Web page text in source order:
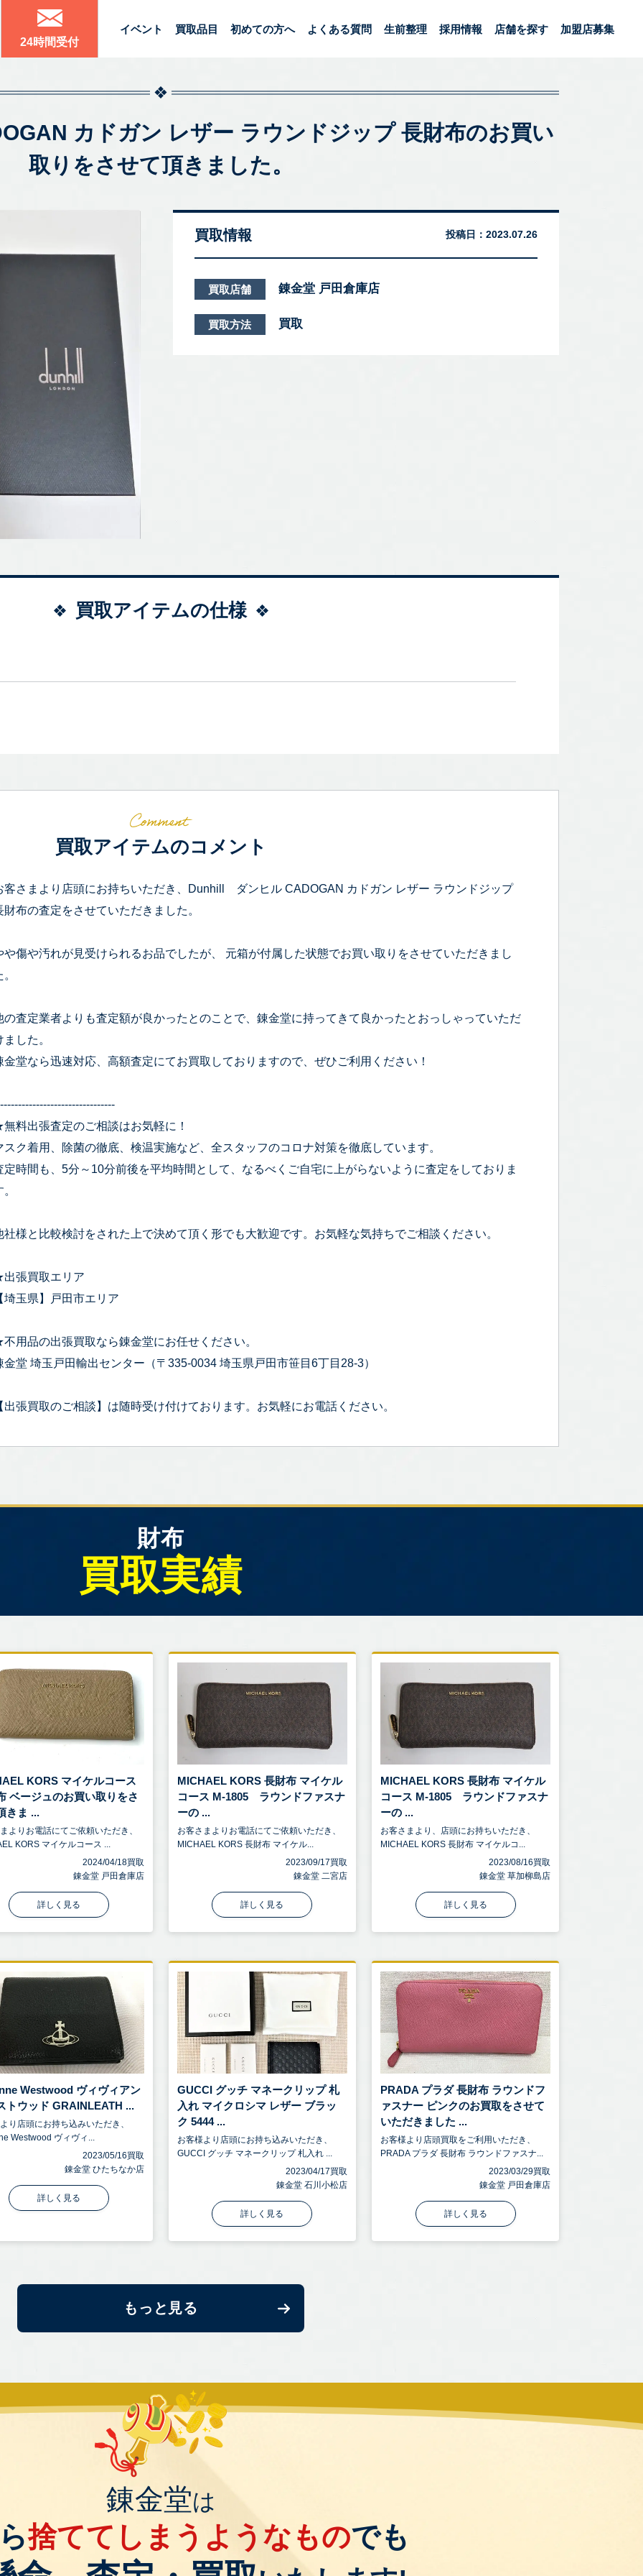
24時間受付
イベント 買取品目 初めての方へ よくある質問 生前整理 採用情報 店舗を探す 加盟店募集
カドガン レザー ラウンドジップ 長財布のお買い
取りをさせて頂きました。
買取情報 投稿日： 2023.07.26
買取店舗 錬金堂 戸田倉庫店
買取方法 買取
買取アイテムの仕様
買取アイテムのコメント
客さまより店頭にお持ちいただき、Dunhill ダンヒル CADOGAN カドガン レザー ラウンドジップ
財布の査定をさせていただきました。
や傷や汚れが見受けられるお品でしたが、 元箱が付属した状態でお買い取りをさせていただきまし
の査定業者よりも査定額が良かったとのことで、錬金堂に持ってきて良かったとおっしゃっていただ
ました。
金堂なら迅速対応、高額査定にてお買取しておりますので、ぜひご利用ください！
料出張査定のご相談はお気軽に！
スク着用、除菌の徹底、検温実施など、全スタッフのコロナ対策を徹底しています。
定時間も、5分～10分前後を平均時間として、なるべくご自宅に上がらないように査定をしておりま
社様と比較検討をされた上で決めて頂く形でも大歓迎です。お気軽な気持ちでご相談ください。
張買取エリア
埼玉県】戸田市エリア
用品の出張買取なら錬金堂にお任せください。
金堂 埼玉戸田輸出センター（〒335-0034 埼玉県戸田市笹目6丁目28-3）
出張買取のご相談】は随時受け付けております。お気軽にお電話ください。
財布
買取実績
KORS マイケルコース
ベージュのお買い取りをさ
きま ...
よりお電話にてご依頼いただき、
KORS マイケルコース ...
2024/04/18買取
錬金堂 戸田倉庫店
詳しく見る
MICHAEL KORS 長財布 マイケル
コース M-1805 ラウンドファスナ
ーの ...
お客さまよりお電話にてご依頼いただき、
MICHAEL KORS 長財布 マイケル...
2023/09/17買取
錬金堂 二宮店
詳しく見る
MICHAEL KORS 長財布 マイケル
コース M-1805 ラウンドファスナ
ーの ...
お客さまより、店頭にお持ちいただき、
MICHAEL KORS 長財布 マイケルコ...
2023/08/16買取
錬金堂 草加柳島店
詳しく見る
Westwood ヴィヴィアン
トウッド GRAINLEATH ...
り店頭にお持ち込みいただき、
Westwood ヴィヴィ...
2023/05/16買取
錬金堂 ひたちなか店
詳しく見る
GUCCI グッチ マネークリップ 札
入れ マイクロシマ レザー ブラッ
ク 5444 ...
お客様より店頭にお持ち込みいただき、
GUCCI グッチ マネークリップ 札入れ ...
2023/04/17買取
錬金堂 石川小松店
詳しく見る
PRADA プラダ 長財布 ラウンドフ
ァスナー ピンクのお買取をさせて
いただきました ...
お客様より店頭買取をご利用いただき、
PRADA プラダ 長財布 ラウンドファスナ...
2023/03/29買取
錬金堂 戸田倉庫店
詳しく見る
もっと見る
錬金堂は
捨ててしまうようなものでも